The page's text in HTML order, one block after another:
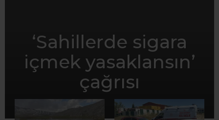
‘Sahillerde sigara
içmek yasaklansın’
çağrısı